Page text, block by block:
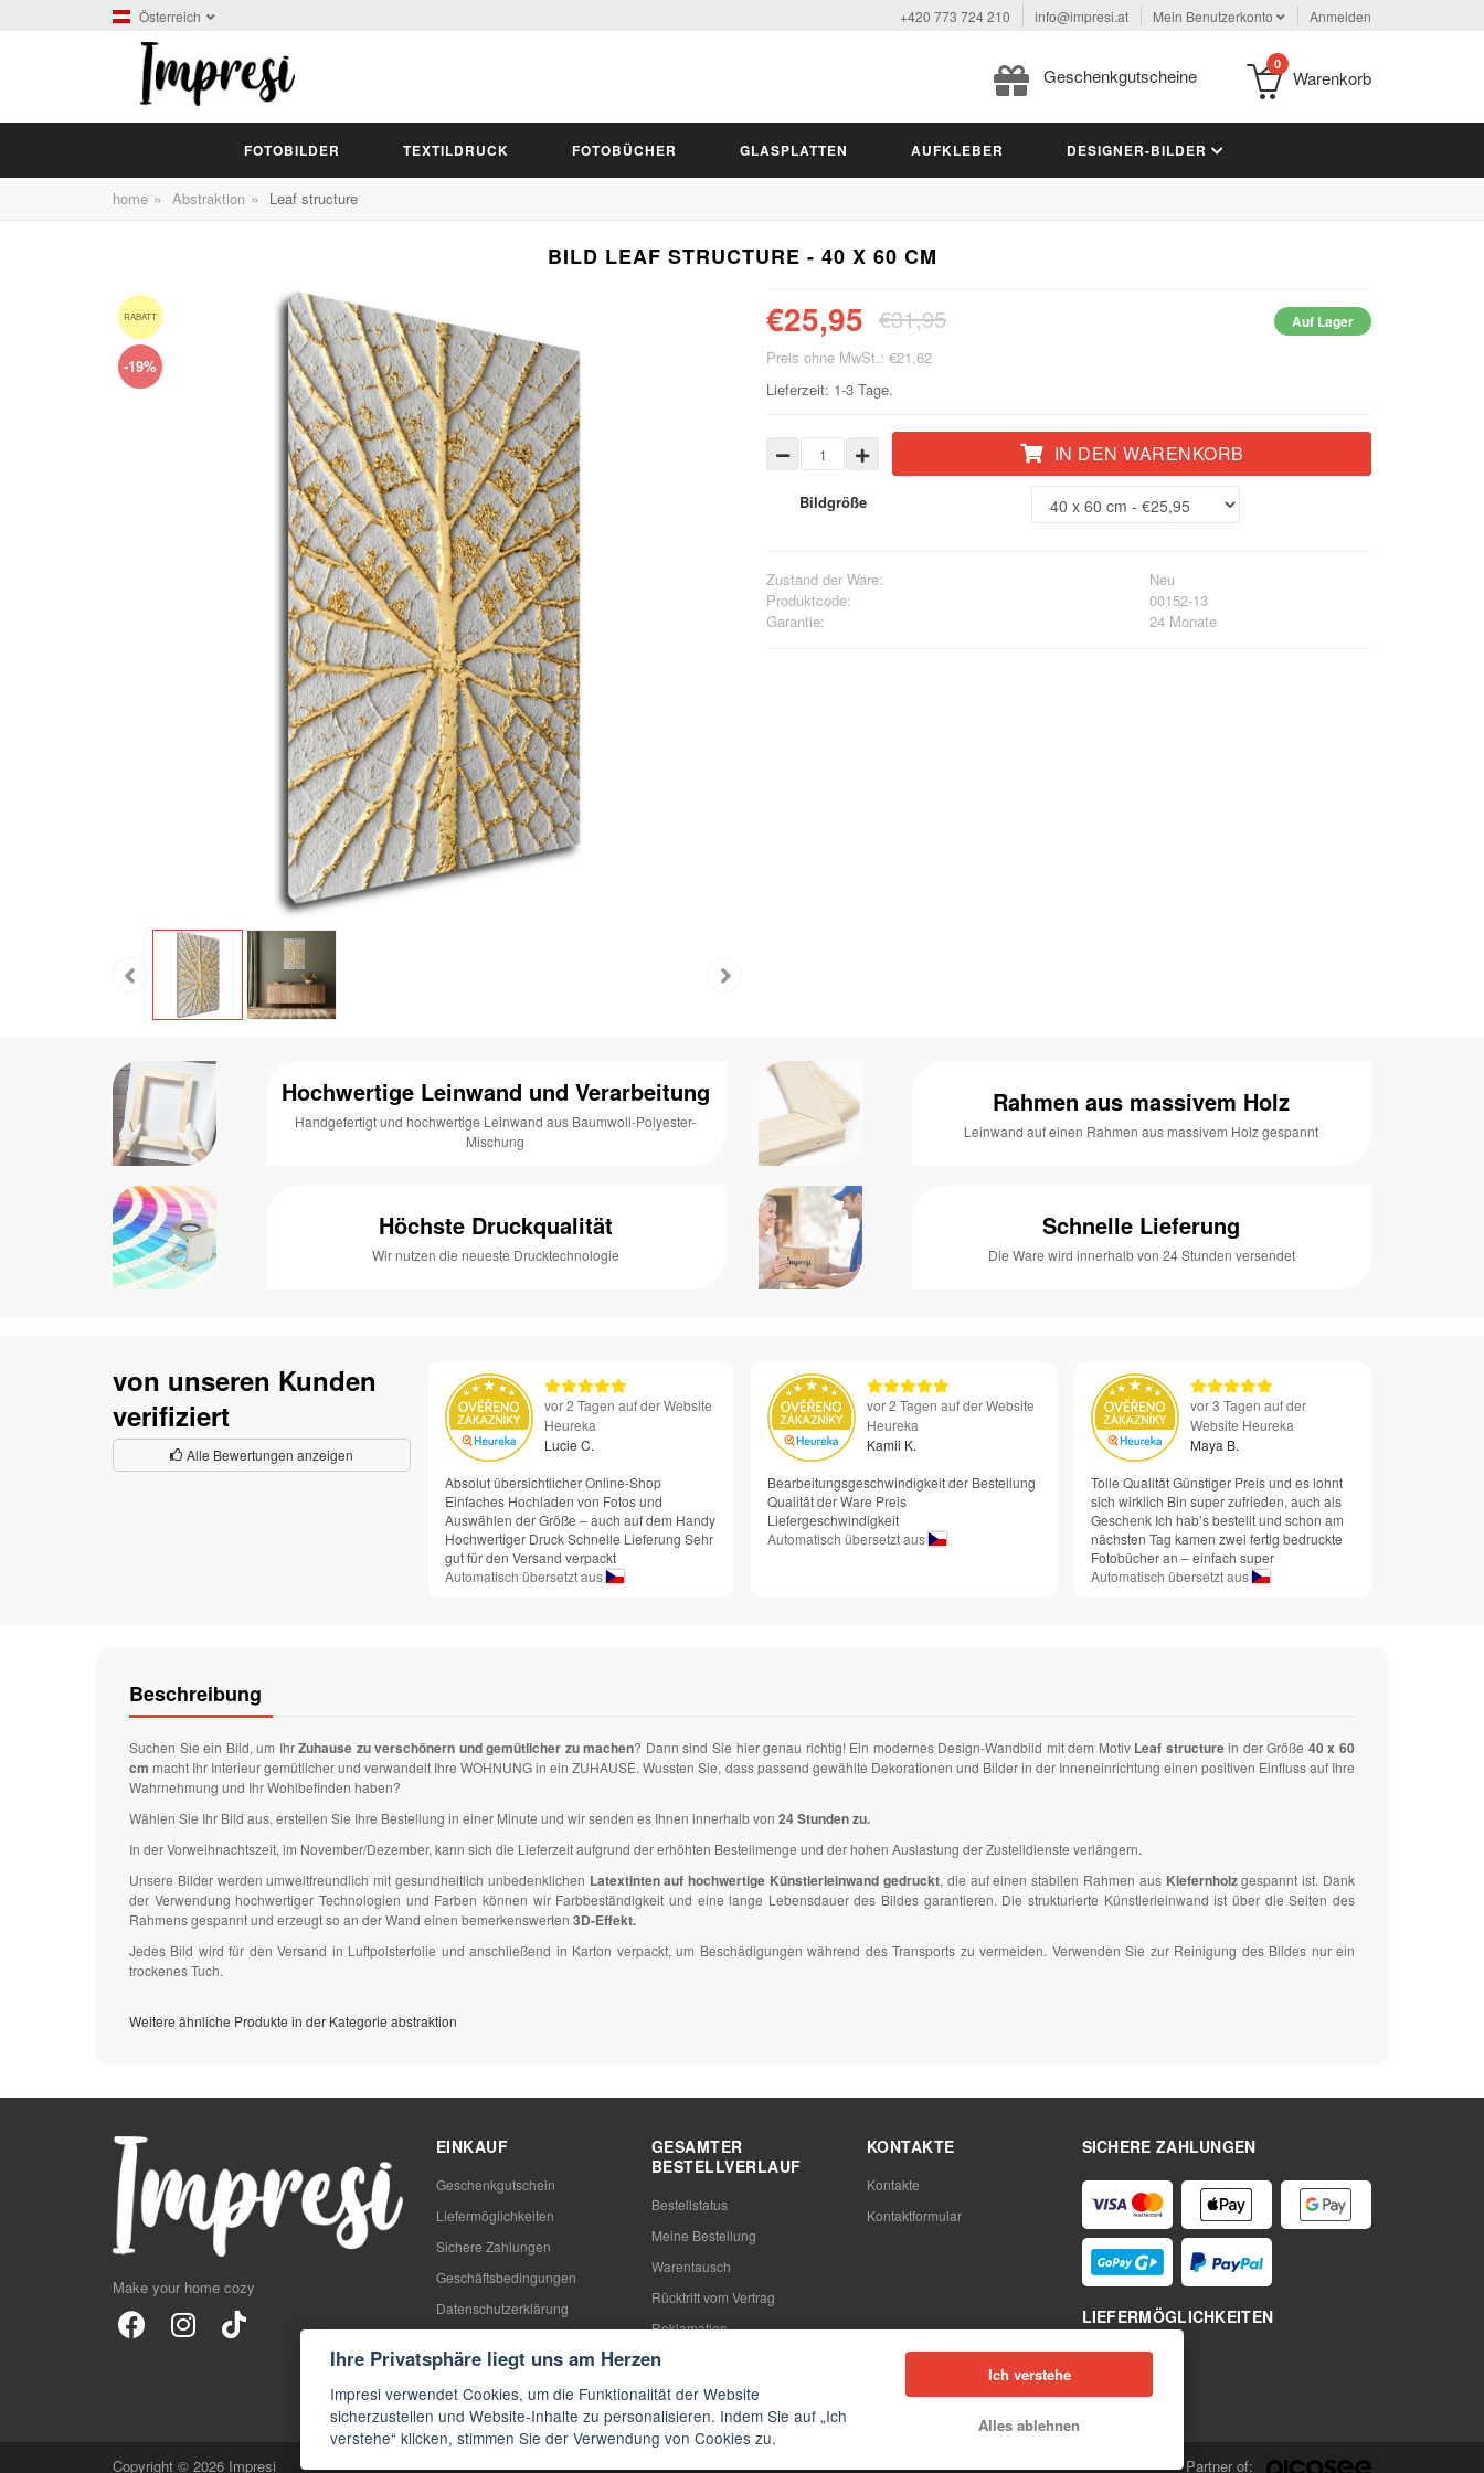
Österreich +420 773 724 210 info@impresi.at Mein Benutzerkonto Anmelden
Geschenkgutscheine
0
Warenkorb
FOTOBILDER TEXTILDRUCK FOTOBÜCHER GLASPLATTEN AUFKLEBER DESIGNER-BILDER
home » Abstraktion » Leaf structure
BILD LEAF STRUCTURE - 40 X 60 CM
RABATT
-19%
€25,95 €31,95 Auf Lager
Preis ohne MwSt.: €21,62
Lieferzeit: 1-3 Tage.
IN DEN WARENKORB
Bildgröße
Zustand der Ware:
Neu
Produktcode:
00152-13
Garantie:
24 Monate
Hochwertige Leinwand und Verarbeitung
Handgefertigt und hochwertige Leinwand aus Baumwoll-Polyester-
Mischung
Rahmen aus massivem Holz
Leinwand auf einen Rahmen aus massivem Holz gespannt
Höchste Druckqualität
Wir nutzen die neueste Drucktechnologie
Schnelle Lieferung
Die Ware wird innerhalb von 24 Stunden versendet
von unseren Kunden
verifiziert
Alle Bewertungen anzeigen
vor 2 Tagen auf der Website
Heureka
Lucie C.
Absolut übersichtlicher Online-Shop
Einfaches Hochladen von Fotos und
Auswählen der Größe – auch auf dem Handy
Hochwertiger Druck Schnelle Lieferung Sehr
gut für den Versand verpackt
Automatisch übersetzt aus
vor 2 Tagen auf der Website
Heureka
Kamil K.
Bearbeitungsgeschwindigkeit der Bestellung
Qualität der Ware Preis
Liefergeschwindigkeit
Automatisch übersetzt aus
vor 3 Tagen auf der
Website Heureka
Maya B.
Tolle Qualität Günstiger Preis und es lohnt
sich wirklich Bin super zufrieden, auch als
Geschenk Ich hab’s bestellt und schon am
nächsten Tag kamen zwei fertig bedruckte
Fotobücher an – einfach super
Automatisch übersetzt aus
Beschreibung
Suchen Sie ein Bild, um IhrZuhause zu verschönern und gemütlicher zu machen? Dann sind Sie hier genau richtig! Ein modernes Design-Wandbild mit dem Motiv Leaf structurein der Größe 40 x 60
cm macht Ihr Interieur gemütlicher und verwandelt Ihre WOHNUNG in ein ZUHAUSE. Wussten Sie, dass passend gewählte Dekorationen und Bilder in der Inneneinrichtung einen positiven Einfluss auf Ihre
Wahrnehmung und Ihr Wohlbefinden haben?
Wählen Sie Ihr Bild aus, erstellen Sie Ihre Bestellung in einer Minute und wir senden es Ihnen innerhalb von 24 Stunden zu.
In der Vorweihnachtszeit, im November/Dezember, kann sich die Lieferzeit aufgrund der erhöhten Bestellmenge und der hohen Auslastung der Zustelldienste verlängern.
Unsere Bilder werden umweltfreundlich mit gesundheitlich unbedenklichen Latextinten auf hochwertige Künstlerleinwand gedruckt, die auf einen stabilen Rahmen aus Kiefernholzgespannt ist. Dank
der Verwendung hochwertiger Technologien und Farben können wir Farbbeständigkeit und eine lange Lebensdauer des Bildes garantieren. Die strukturierte Künstlerleinwand ist über die Seiten des
Rahmens gespannt und erzeugt so an der Wand einen bemerkenswerten 3D-Effekt.
Jedes Bild wird für den Versand in Luftpolsterfolie und anschließend in Karton verpackt, um Beschädigungen während des Transports zu vermeiden. Verwenden Sie zur Reinigung des Bildes nur ein
trockenes Tuch.
Weitere ähnliche Produkte in der Kategorie abstraktion
Make your home cozy
SICHERE ZAHLUNGEN
LIEFERMÖGLICHKEITEN
EINKAUF
Geschenkgutschein
Liefermöglichkeiten
Sichere Zahlungen
Geschäftsbedingungen
Datenschutzerklärung
Blog
FAQs
GESAMTER
BESTELLVERLAUF
Bestellstatus
Meine Bestellung
Warentausch
Rücktritt vom Vertrag
Reklamation
KONTAKTE
Kontakte
Kontaktformular
Copyright © 2026 Impresi Partner of:
Ihre Privatsphäre liegt uns am Herzen
Impresi verwendet Cookies, um die Funktionalität der Website
sicherzustellen und Website-Inhalte zu personalisieren. Indem Sie auf „Ich
verstehe“ klicken, stimmen Sie der Verwendung von Cookies zu.
Ich verstehe
Alles ablehnen